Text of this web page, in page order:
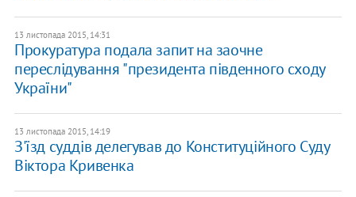
13 листопада 2015, 14:31
Прокуратура подала запит на заочне
переслідування "президента південного сходу
України"
13 листопада 2015, 14:19
З'їзд суддів делегував до Конституційного Суду
Віктора Кривенка